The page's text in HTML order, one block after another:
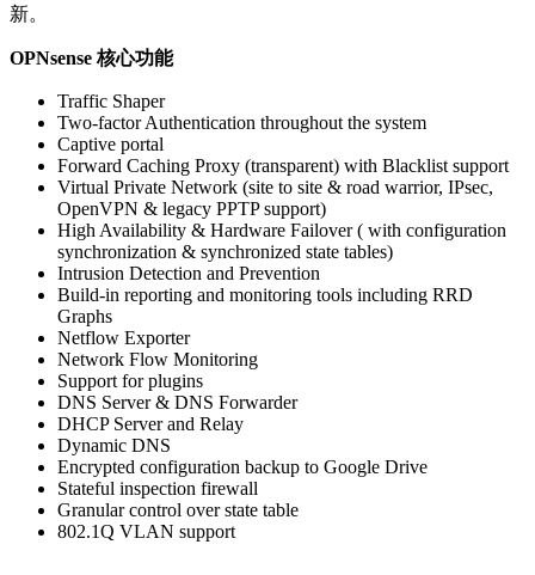
新。
OPNsense 核心功能
Traffic Shaper
Two-factor Authentication throughout the system
Captive portal
Forward Caching Proxy (transparent) with Blacklist support
Virtual Private Network (site to site & road warrior, IPsec,
OpenVPN & legacy PPTP support)
High Availability & Hardware Failover ( with configuration
synchronization & synchronized state tables)
Intrusion Detection and Prevention
Build-in reporting and monitoring tools including RRD
Graphs
Netflow Exporter
Network Flow Monitoring
Support for plugins
DNS Server & DNS Forwarder
DHCP Server and Relay
Dynamic DNS
Encrypted configuration backup to Google Drive
Stateful inspection firewall
Granular control over state table
802.1Q VLAN support